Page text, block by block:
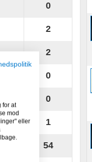
0
2
2
0
0
1
54
for at
mod
eller